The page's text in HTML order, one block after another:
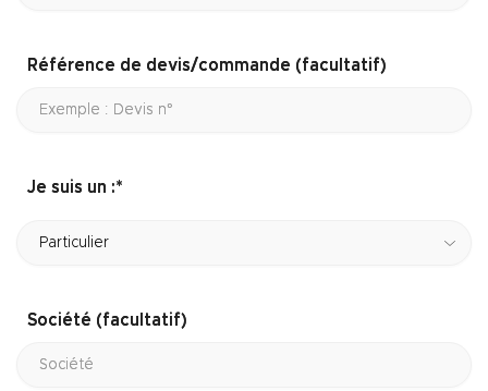
Référence de devis/commande (facultatif)
Je suis un :*
Société (facultatif)